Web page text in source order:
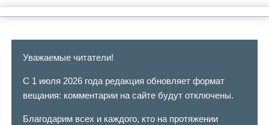
Уважаемые читатели!
С 1 июля 2026 года редакция обновляет формат
вещания: комментарии на сайте будут отключены.
Благодарим всех и каждого, кто на протяжении